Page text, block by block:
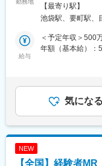
ーからオファー
す。オファーや延
談を通じて、そ
キシブルにキャ
【業務内容】
大手製薬会社な
配属です。担当
医師、薬剤師に課
報の収集を行って
■新薬のプロモー
た事業を展開し
療業界での営業経
を募集しておりま
当社では大手メー
ル、検査機器、
医療業界内でのキ
職を視野に入れ
ご応募ください！
■優良案件多数／
勤務地
全面禁煙＜勤務
営業所がございま
より異なります
【最寄り駅】
池袋駅、要町駅、
給与
＜予定年収＞500
年額（基本給）：
気になる
NEW
【全国】経験者